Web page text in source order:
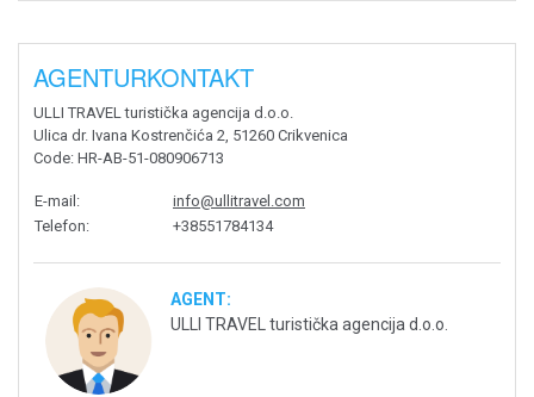
AGENTURKONTAKT
ULLI TRAVEL turistička agencija d.o.o.
Ulica dr. Ivana Kostrenčića 2, 51260 Crikvenica
Code: HR-AB-51-080906713
E-mail :
info@ullitravel.com
Telefon: +38551784134
AGENT:
ULLI TRAVEL turistička agencija d.o.o.